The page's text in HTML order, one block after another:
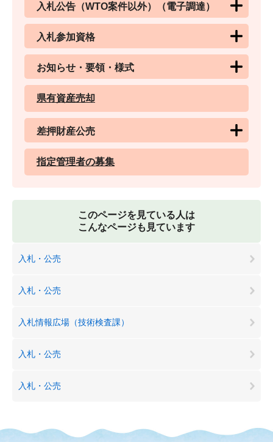
入札公告（WTO案件以外）（電子調達）
入札参加資格
お知らせ・要領・様式
県有資産売却
差押財産公売
指定管理者の募集
このページを見ている人は
こんなページも見ています
入札・公売
入札・公売
入札情報広場（技術検査課）
入札・公売
入札・公売